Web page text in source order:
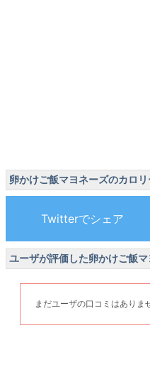
卵かけご飯マヨネーズのカロ
ユーザが評価した卵かけご飯
まだユーザの口コミはありま